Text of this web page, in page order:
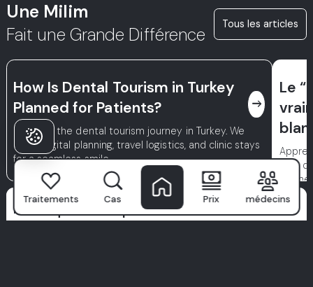
Une Milim
Fait une Grande Différence
Tous les articles
How Is Dental Tourism in Turkey
Planned for Patients?
east
Discover the dental tourism journey in Turkey. We
cover digital planning, travel logistics, and clinic stays
for a seamless smile.
Le
delà
Pourquoi les patients
Traitements Cas Prix médecins